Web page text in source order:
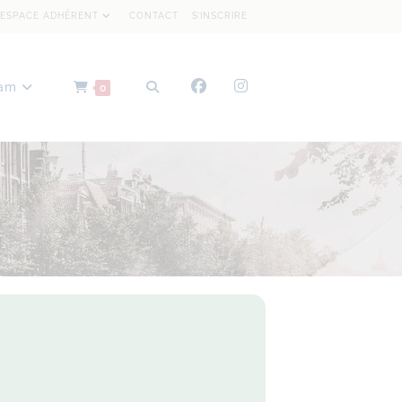
ESPACE ADHÉRENT CONTACT S’INSCRIRE
0